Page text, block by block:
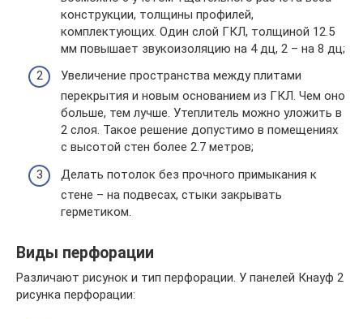
конструкции, толщины профилей,
комплектующих. Один слой ГКЛ, толщиной 12.5
мм повышает звукоизоляцию на 4 дц, 2 – на 8 дц;
Увеличение пространства между плитами
перекрытия и новым основанием из ГКЛ. Чем оно
больше, тем лучше. Утеплитель можно уложить в
2 слоя. Такое решение допустимо в помещениях
с высотой стен более 2.7 метров;
Делать потолок без прочного примыкания к
стене – на подвесах, стыки закрывать
герметиком.
Виды перфорации
Различают рисунок и тип перфорации. У панелей Кнауф 2
рисунка перфорации: